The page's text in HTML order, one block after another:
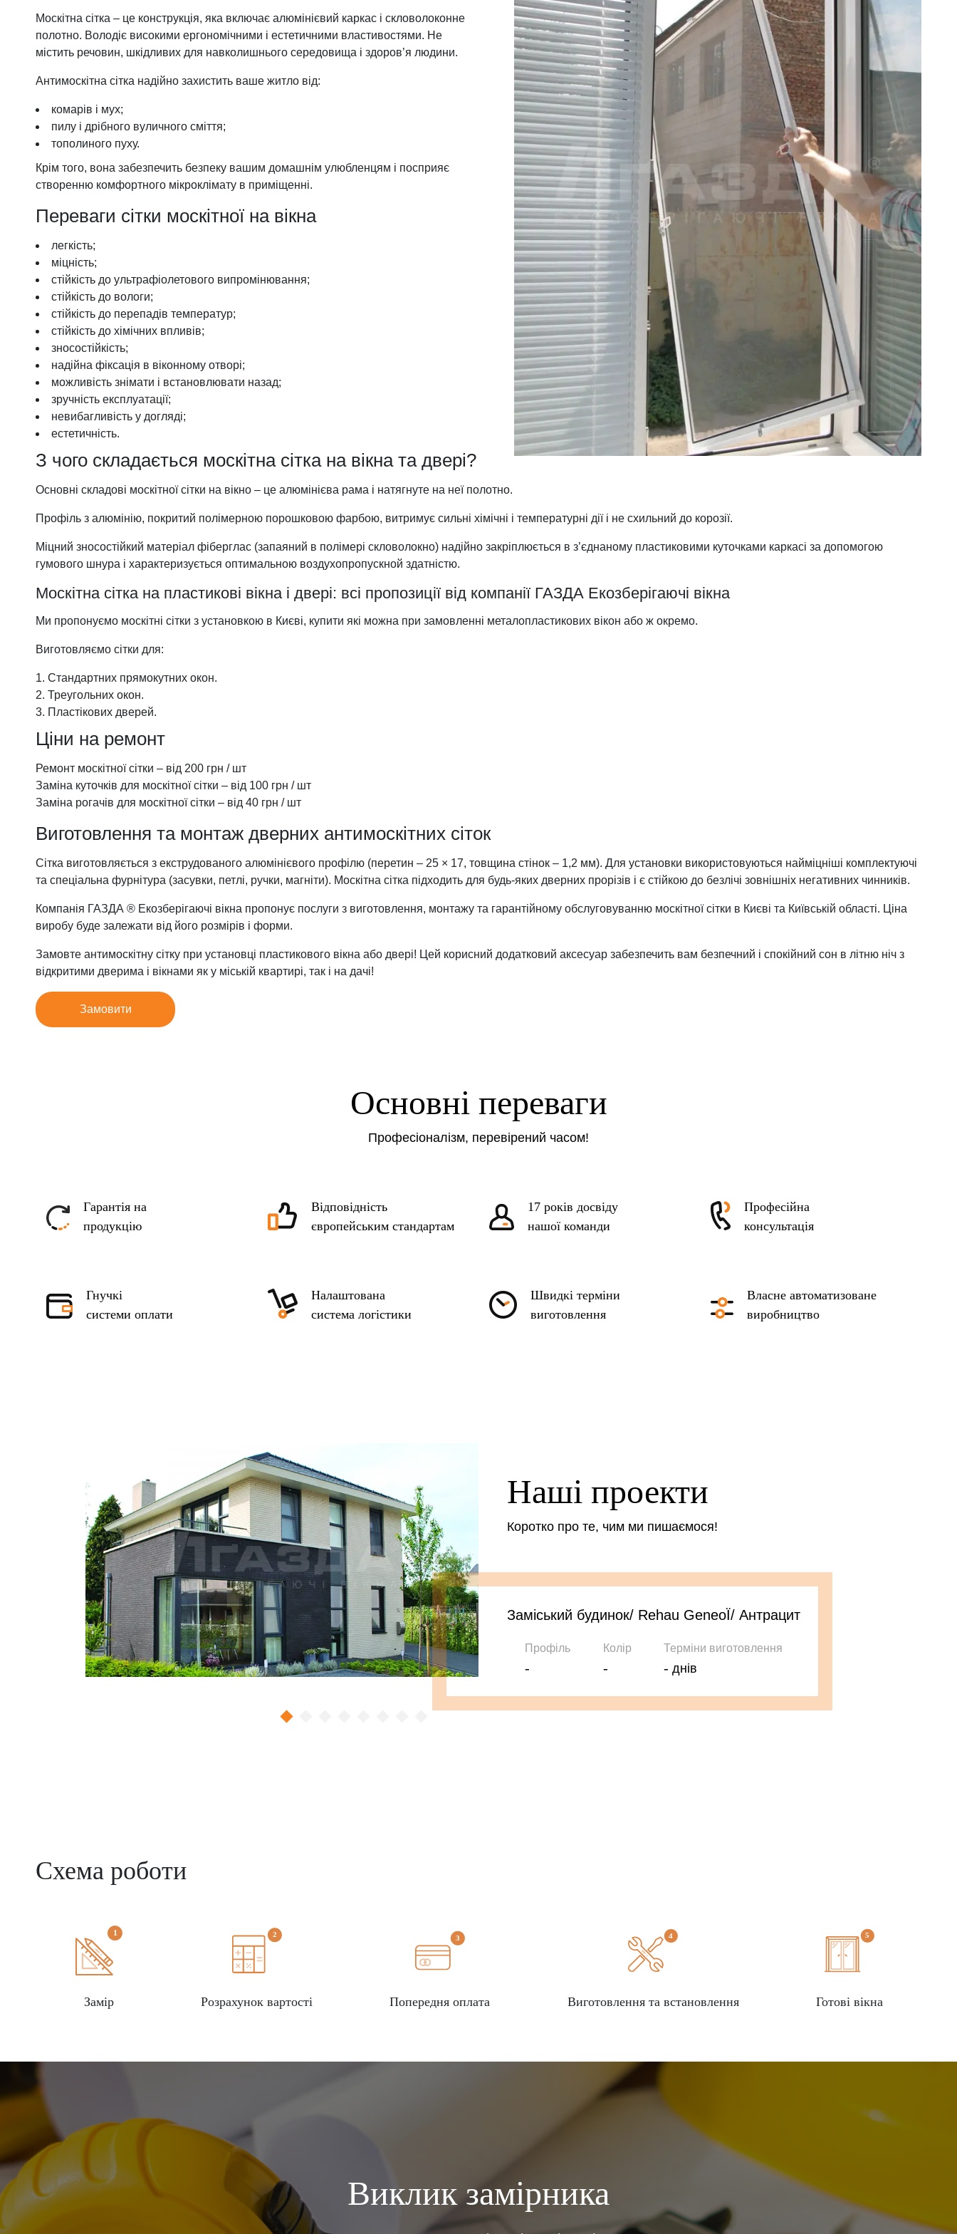
Фурнітура для дверей
Москітна сітка – це конструкція, яка включає алюмінієвий каркас і скловолоконне
полотно. Володіє високими ергономічними і естетичними властивостями. Не
містить речовин, шкідливих для навколишнього середовища і здоров’я людини.
Антимоскітна сітка надійно захистить ваше житло від:
комарів і мух;
пилу і дрібного вуличного сміття;
тополиного пуху.
Крім того, вона забезпечить безпеку вашим домашнім улюбленцям і посприяє
створенню комфортного мікроклімату в приміщенні.
Переваги сітки москітної на вікна
легкість;
міцність;
стійкість до ультрафіолетового випромінювання;
стійкість до вологи;
стійкість до перепадів температур;
стійкість до хімічних впливів;
зносостійкість;
надійна фіксація в віконному отворі;
можливість знімати і встановлювати назад;
зручність експлуатації;
невибагливість у догляді;
естетичність.
З чого складається москітна сітка на вікна та двері?
Основні складові москітної сітки на вікно – це алюмінієва рама і натягнуте на неї полотно.
Профіль з алюмінію, покритий полімерною порошковою фарбою, витримує сильні хімічні і температурні дії і не схильний до корозії.
Міцний зносостійкий матеріал фіберглас (запаяний в полімері скловолокно) надійно закріплюється в з’єднаному пластиковими куточками каркасі за допомогою
гумового шнура і характеризується оптимальною воздухопропускной здатністю.
Москітна сітка на пластикові вікна і двері: всі пропозиції від компанії ГАЗДА Екозберігаючі вікна
Ми пропонуємо москітні сітки з установкою в Києві, купити які можна при замовленні металопластикових вікон або ж окремо.
Виготовляємо сітки для:
Стандартних прямокутних окон.
Треугольних окон.
Пластікових дверей.
Ціни на ремонт
Ремонт москітної сітки – від 200 грн / шт
Заміна куточків для москітної сітки – від 100 грн / шт
Заміна рогачів для москітної сітки – від 40 грн / шт
Виготовлення та монтаж дверних антимоскітних сіток
Сітка виготовляється з екструдованого алюмінієвого профілю (перетин – 25 × 17, товщина стінок – 1,2 мм). Для установки використовуються найміцніші комплектуючі
та спеціальна фурнітура (засувки, петлі, ручки, магніти). Москітна сітка підходить для будь-яких дверних прорізів і є стійкою до безлічі зовнішніх негативних чинників.
Компанія ГАЗДА ® Екозберігаючі вікна пропонує послуги з виготовлення, монтажу та гарантійному обслуговуванню москітної сітки в Києві та Київській області. Ціна
виробу буде залежати від його розмірів і форми.
Замовте антимоскітну сітку при установці пластикового вікна або двері! Цей корисний додатковий аксесуар забезпечить вам безпечний і спокійний сон в літню ніч з
відкритими дверима і вікнами як у міській квартирі, так і на дачі!
Замовити
Основні переваги
Професіоналізм, перевірений часом!
Гарантія на
продукцію
Відповідність
європейським стандартам
17 років досвіду
нашої команди
Професійна
консультація
Гнучкі
системи оплати
Налаштована
система логістики
Швидкі терміни
виготовлення
Власне автоматизоване
виробництво
Наші проекти
Коротко про те, чим ми пишаємося!
Заміський будинок/ Rehau GeneoЇ/ Антрацит
Профіль
-
Колір
-
Терміни виготовлення
- днів
Схема роботи
Замір Розрахунок вартості Попередня оплата Виготовлення та встановлення Готові вікна
Виклик замірника